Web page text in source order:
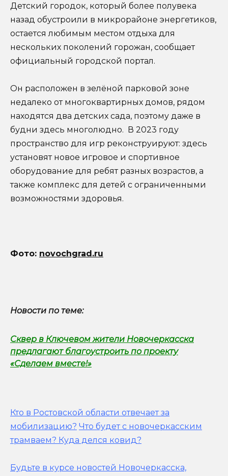
Детский городок, который более полувека
назад обустроили в микрорайоне энергетиков,
остается любимым местом отдыха для
нескольких поколений горожан, сообщает
официальный городской портал.
Он расположен в зелёной парковой зоне
недалеко от многоквартирных домов, рядом
находятся два детских сада, поэтому даже в
будни здесь многолюдно. В 2023 году
пространство для игр реконструируют: здесь
установят новое игровое и спортивное
оборудование для ребят разных возрастов, а
также комплекс для детей с ограниченными
возможностями здоровья.
Фото: novochgrad.ru
Новости по теме:
Сквер в Ключевом жители Новочеркасска
предлагают благоустроить по проекту
«Сделаем вместе!»
Кто в Ростовской области отвечает за
мобилизацию? Что будет с новочеркасским
трамваем? Куда делся ковид?
Будьте в курсе новостей Новочеркасска,